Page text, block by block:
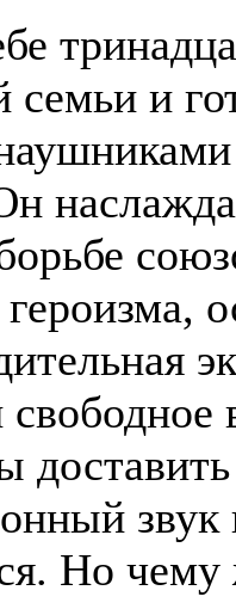
семьи и
героизма,
Но чему